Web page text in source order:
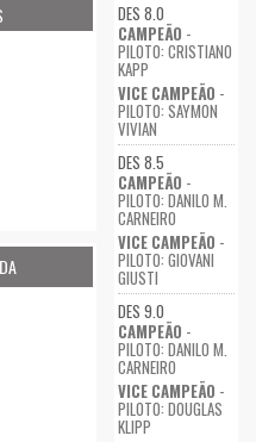
DES 8.0
CAMPEÃO -
PILOTO: CRISTIANO
KAPP
VICE CAMPEÃO -
PILOTO: SAYMON
VIVIAN
DES 8.5
CAMPEÃO -
PILOTO: DANILO M.
CARNEIRO
VICE CAMPEÃO -
PILOTO: GIOVANI
GIUSTI
DES 9.0
CAMPEÃO -
PILOTO: DANILO M.
CARNEIRO
VICE CAMPEÃO -
PILOTO: DOUGLAS
KLIPP